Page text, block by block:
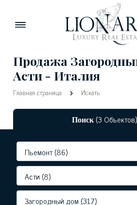
Продажа
Асти - Италия
Главная страница Искать
Поиск(3 Объектов)